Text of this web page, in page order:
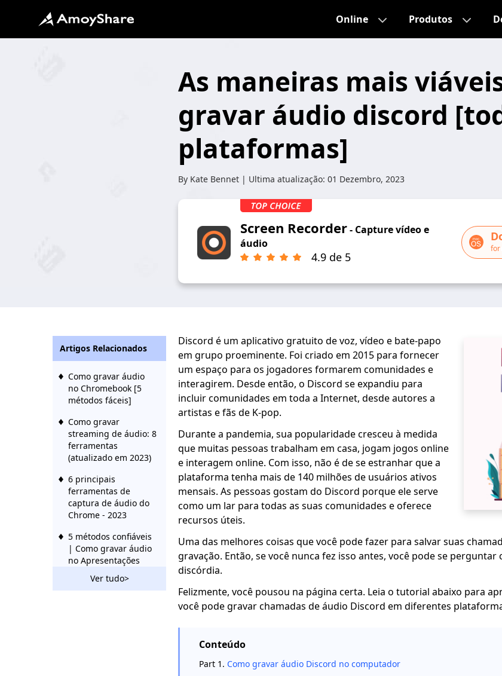
Online Produtos
As maneiras mais
gravar áudio discord
plataformas]
By Kate Bennet | Ultima atualização: 01 Dezembro, 2023
Screen Recorder- Capture vídeo e
áudio
4.9 de 5
for
Discord é um aplicativo gratuito de voz, vídeo e bate-papo
em grupo proeminente. Foi criado em 2015 para fornecer
um espaço para os jogadores formarem comunidades e
interagirem. Desde então, o Discord se expandiu para
incluir comunidades em toda a Internet, desde autores a
artistas e fãs de K-pop.
Durante a pandemia, sua popularidade cresceu à medida
que muitas pessoas trabalham em casa, jogam jogos online
e interagem online. Com isso, não é de se estranhar que a
plataforma tenha mais de 140 milhões de usuários ativos
mensais. As pessoas gostam do Discord porque ele serve
como um lar para todas as suas comunidades e oferece
recursos úteis.
Uma das melhores coisas que você pode fazer para salvar suas
gravação. Então, se você nunca fez isso antes, você pode se perguntar
discórdia.
Felizmente, você pousou na página certa. Leia o tutorial abaixo para
você pode gravar chamadas de áudio Discord em diferentes
Conteúdo
Part 1. Como gravar áudio Discord no computador
Artigos Relacionados
Como gravar áudio
no Chromebook [5
métodos fáceis]
Como gravar
streaming de áudio: 8
ferramentas
(atualizado em 2023)
6 principais
ferramentas de
captura de áudio do
Chrome - 2023
5 métodos confiáveis ​​
| Como gravar áudio
no Apresentações
5 maneiras de gravar
Ver tudo>